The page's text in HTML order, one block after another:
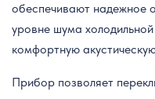
обеспечивают надежное
уровне шума
комфортную
Прибор позволяет